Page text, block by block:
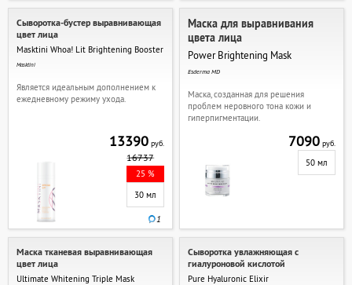
Сыворотка-бустер выравнивающая
цвет лица
Masktini Whoa! Lit Brightening Booster
Masktini
Является идеальным дополнением к
ежедневному режиму ухода.
13390руб.
16737
25 %
30 мл
1
Маска для выравнивания
цвета лица
Power Brightening Mask
Esderma MD
Маска, созданная для решения
проблем неровного тона кожи и
гиперпигментации.
7090руб.
50 мл
Маска тканевая выравнивающая
цвет лица
Ultimate Whitening Triple Mask
Сыворотка увлажняющая с
гиалуроновой кислотой
Pure Hyaluronic Elixir